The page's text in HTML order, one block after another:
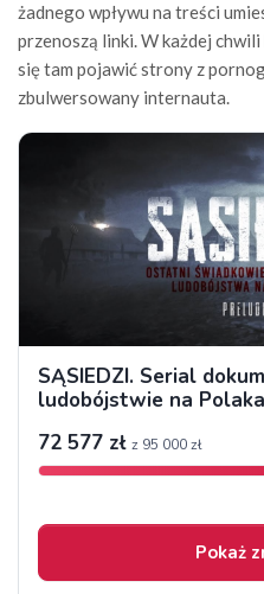
żadnego wpływu na treści
przenoszą linki. W każdej
się tam pojawić strony z
zbulwersowany internauta.